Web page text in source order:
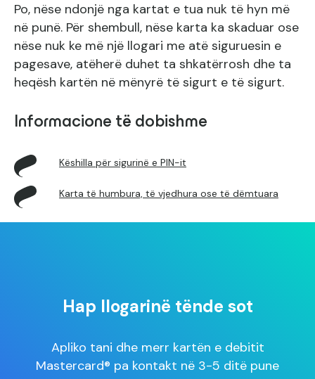
Po, nëse ndonjë nga kartat e tua nuk të hyn më
në punë. Për shembull, nëse karta ka skaduar ose
nëse nuk ke më një llogari me atë siguruesin e
pagesave, atëherë duhet ta shkatërrosh dhe ta
heqësh kartën në mënyrë të sigurt e të sigurt.
Informacione të dobishme
Këshilla për sigurinë e PIN-it
Karta të humbura, të vjedhura ose të dëmtuara
Hap llogarinë tënde sot
Apliko tani dhe merr kartën e debitit
Mastercard® pa kontakt në 3-5 ditë pune